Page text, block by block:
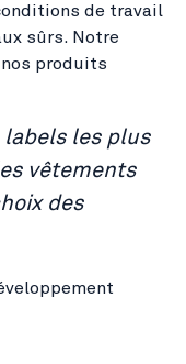
de travail
sûrs. Notre
produits
labels les plus
vêtements
des